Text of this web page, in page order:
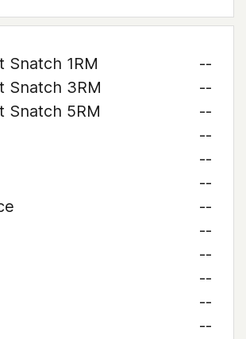
Snatch 1RM
--
Snatch 3RM
--
Snatch 5RM
--
--
--
--
--
--
--
--
--
--